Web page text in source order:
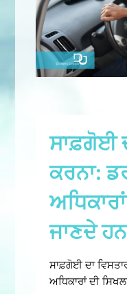
ਸਾਫ਼ਗੋਈ
ਕਰਨਾ:
ਜਾਣਦੇ ਹਨ
ਸਾਫ਼ਗੋਈ ਦਾ
ਅਧਿਕਾਰਾਂ ਦੀ